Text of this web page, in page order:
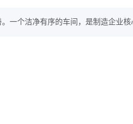
一个洁净有序的车间，是制造企业核